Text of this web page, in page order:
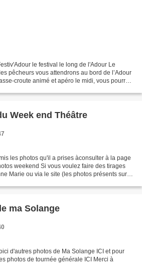
le festival le long de l'Adour Le
pêcheurs vous attendrons au bord de l’Adour
croute animé et apéro le midi, vous pourrez
Week end Théâtre
les photos qu'il a prises àconsulter à la page
weekend Si vous voulez faire des tirages
Marie ou via le site (les photos présents sur le
ma Solange
d'autres photos de Ma Solange ICI et pour
photos de tournée générale ICI Merci à